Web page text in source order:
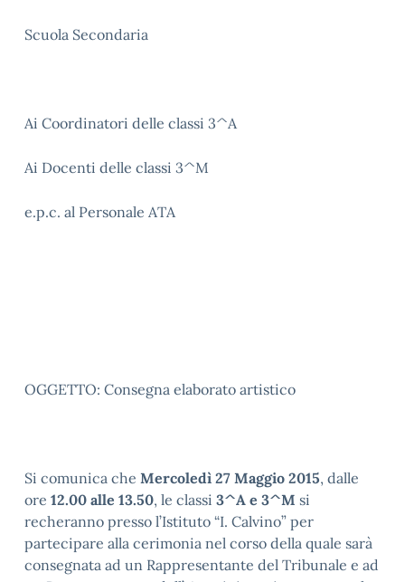
Scuola Secondaria
Ai Coordinatori delle classi 3^A
Ai Docenti delle classi 3^M
e.p.c. al Personale ATA
OGGETTO: Consegna elaborato artistico
Si comunica che Mercoledì 27 Maggio 2015, dalle
ore 12.00 alle 13.50, le classi 3^A e 3^M si
recheranno presso l’Istituto “I. Calvino” per
partecipare alla cerimonia nel corso della quale sarà
consegnata ad un Rappresentante del Tribunale e ad